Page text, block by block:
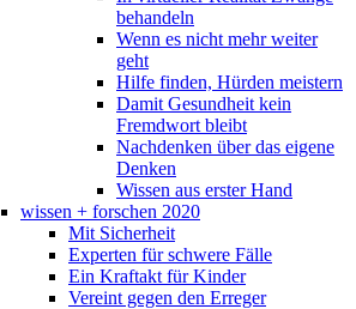
behandeln
Wenn es nicht mehr weiter
geht
Hilfe finden, Hürden meistern
Damit Gesundheit kein
Fremdwort bleibt
Nachdenken über das eigene
Denken
Wissen aus erster Hand
wissen + forschen 2020
Mit Sicherheit
Experten für schwere Fälle
Ein Kraftakt für Kinder
Vereint gegen den Erreger